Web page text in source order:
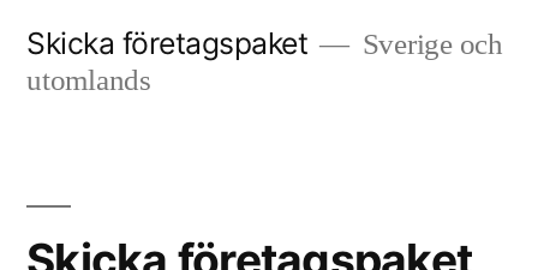
Skicka företagspaket
Sverige och
utomlands